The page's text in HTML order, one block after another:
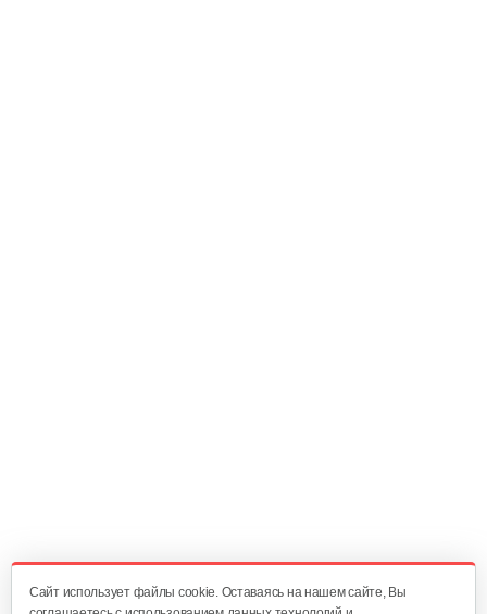
Cайт использует файлы cookie. Оставаясь на нашем сайте, Вы